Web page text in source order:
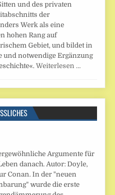
und des privaten
der
Werk als eine
hohen Rang auf
Gebiet, und bildet in
und notwendige Ergänzung
Weiterlesen …
Argumente für
danach. Autor: Doyle,
Conan. In der "neuen
wurde die erste